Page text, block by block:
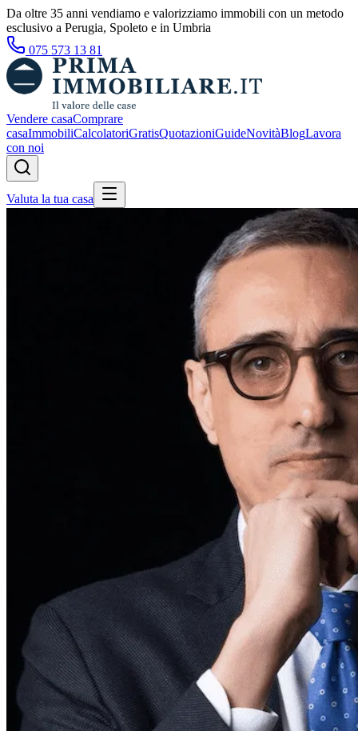
Da oltre 35 anni vendiamo e valorizziamo immobili con un metodo
esclusivo a Perugia, Spoleto e in Umbria
075 573 13 81
Vendere casaComprare
casaImmobiliCalcolatoriGratisQuotazioniGuideNovitàBlogLavora
con noi
Valuta la tua casa